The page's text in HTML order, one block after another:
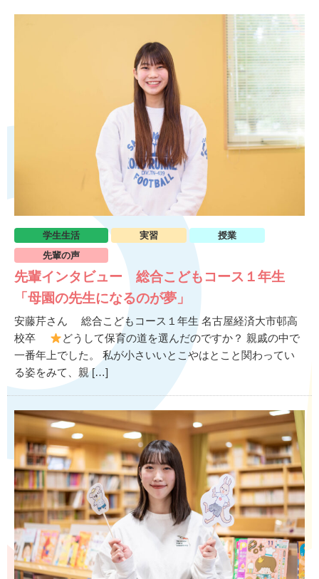
学生生活 実習
授業
先輩の声
先輩インタビュー 総合こどもコース１年生
「母園の先生になるのが夢」
安藤芹さん 総合こどもコース１年生 名古屋経済大市邨高
校卒
どうして保育の道を選んだのですか？ 親戚の中で
一番年上でした。 私が小さいいとこやはとこと関わってい
る姿をみて、親 […]